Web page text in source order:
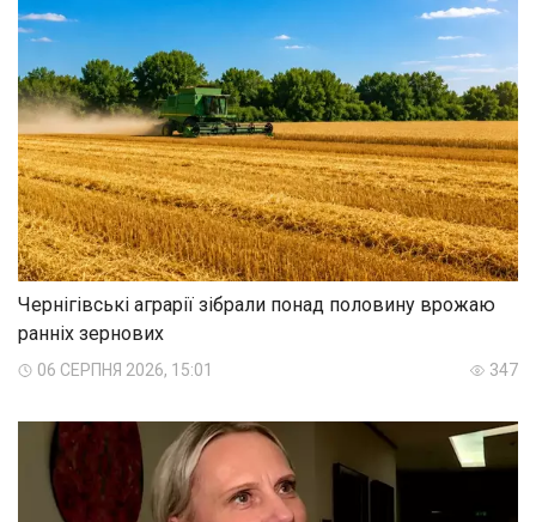
Чернігівські аграрії зібрали понад половину врожаю
ранніх зернових
06 СЕРПНЯ 2026, 15:01 347